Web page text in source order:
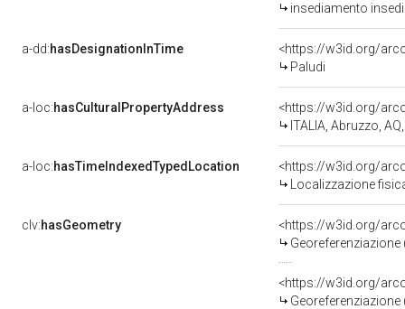
insediamento
a-dd:hasDesignationInTime
<https://w3id.org/
Paludi
a-loc:hasCulturalPropertyAddress
<https://w3id.org/
ITALIA, Abruzzo,
a-loc:hasTimeIndexedTypedLocation
<https://w3id.org/
Localizzazione
clv:hasGeometry
<https://w3id.org/
Georeferenziazione
<https://w3id.org/